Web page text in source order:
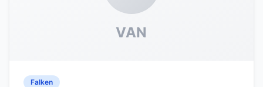
VAN
Falken